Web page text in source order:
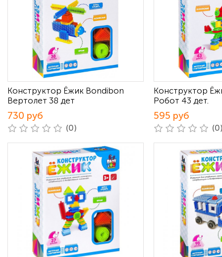
Конструктор Ёжик Bondibon
Вертолет 38 дет
730 руб
(0)
Конструктор
Робот 43 дет.
595 руб